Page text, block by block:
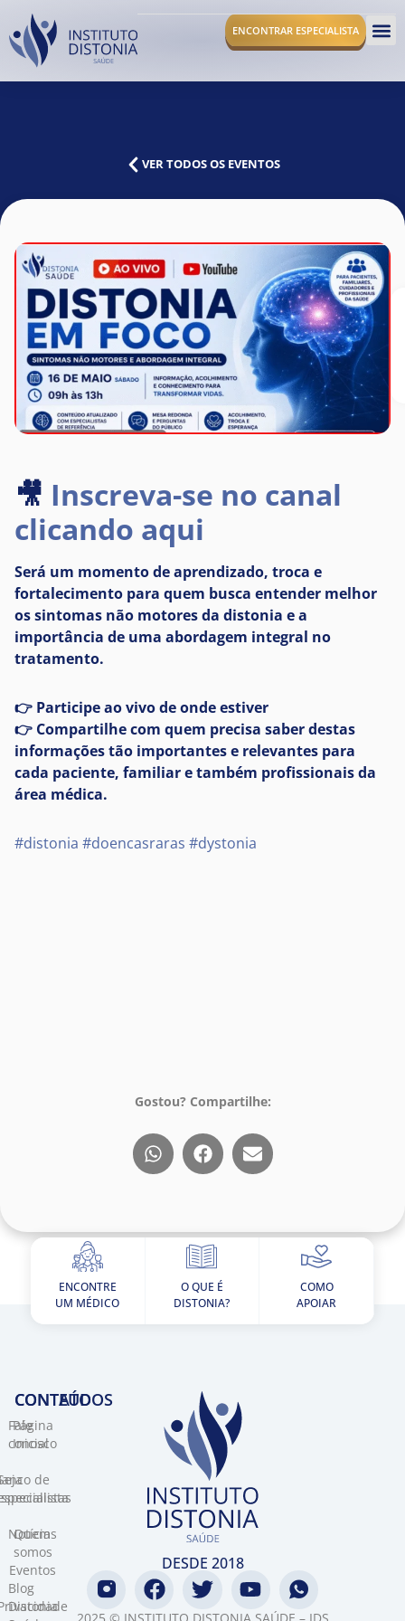
ENCONTRAR ESPECIALISTA
VER TODOS OS EVENTOS
🎥 Inscreva-se no canal
clicando aqui
Será um momento de aprendizado, troca e
fortalecimento para quem busca entender melhor
os sintomas não motores da distonia e a
importância de uma abordagem integral no
tratamento.
👉 Participe ao vivo de onde estiver
👉 Compartilhe com quem precisa saber destas
informações tão importantes e relevantes para
cada paciente, familiar e também profissionais da
área médica.
#distonia #doencasraras #dystonia
Gostou? Compartilhe:
ENCONTRE
UM MÉDICO
O QUE É
DISTONIA?
COMO
APOIAR
CONTEÚDOS
Página
Inicial
de
Quem
somos
Blog
Distonia
DESDE 2018
CONTATO​
Fale
conosco
Notícias
Eventos